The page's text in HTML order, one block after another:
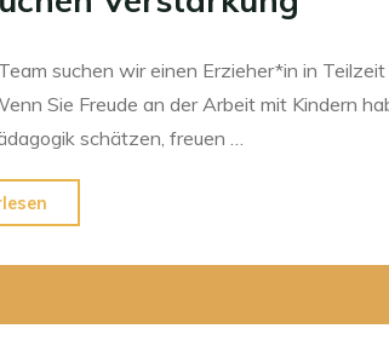
suchen wir einen Erzieher*in in
Sie Freude an der Arbeit mit Kindern
schätzen, freuen …
Verstärkung"